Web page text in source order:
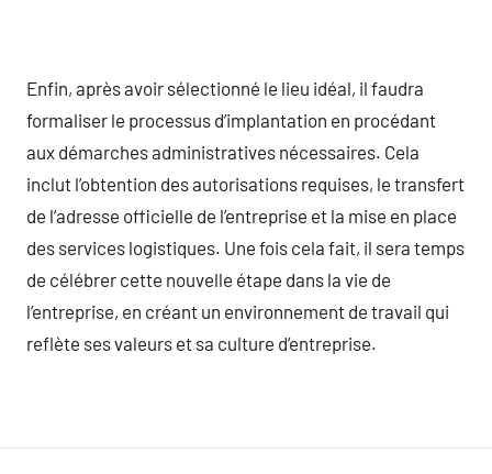
Enfin, après avoir sélectionné le lieu idéal, il faudra
formaliser le processus d’implantation en procédant
aux démarches administratives nécessaires. Cela
inclut l’obtention des autorisations requises, le transfert
de l’adresse officielle de l’entreprise et la mise en place
des services logistiques. Une fois cela fait, il sera temps
de célébrer cette nouvelle étape dans la vie de
l’entreprise, en créant un environnement de travail qui
reflète ses valeurs et sa culture d’entreprise.